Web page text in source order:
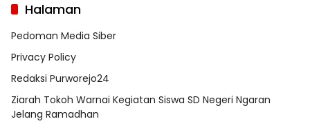
Halaman
Pedoman Media Siber
Privacy Policy
Redaksi Purworejo24
Ziarah Tokoh Warnai Kegiatan Siswa SD Negeri Ngaran
Jelang Ramadhan